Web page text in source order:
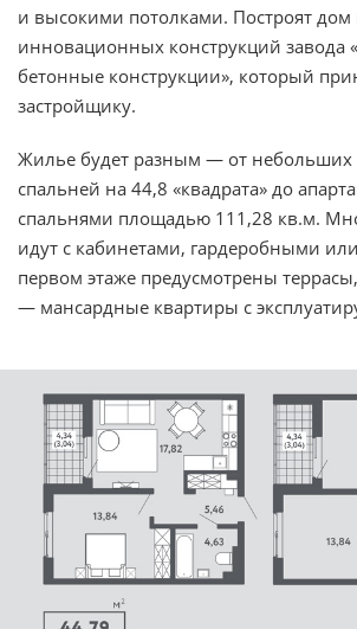
и высокими потолками. Построят дом
инновационных конструкций завода
бетонные конструкции», который
застройщику.
Жилье будет разным — от небольших
спальней на 44,8 «квадрата» до
спальнями площадью 111,28 кв.м.
идут с кабинетами, гардеробными
первом этаже предусмотрены
— мансардные квартиры с